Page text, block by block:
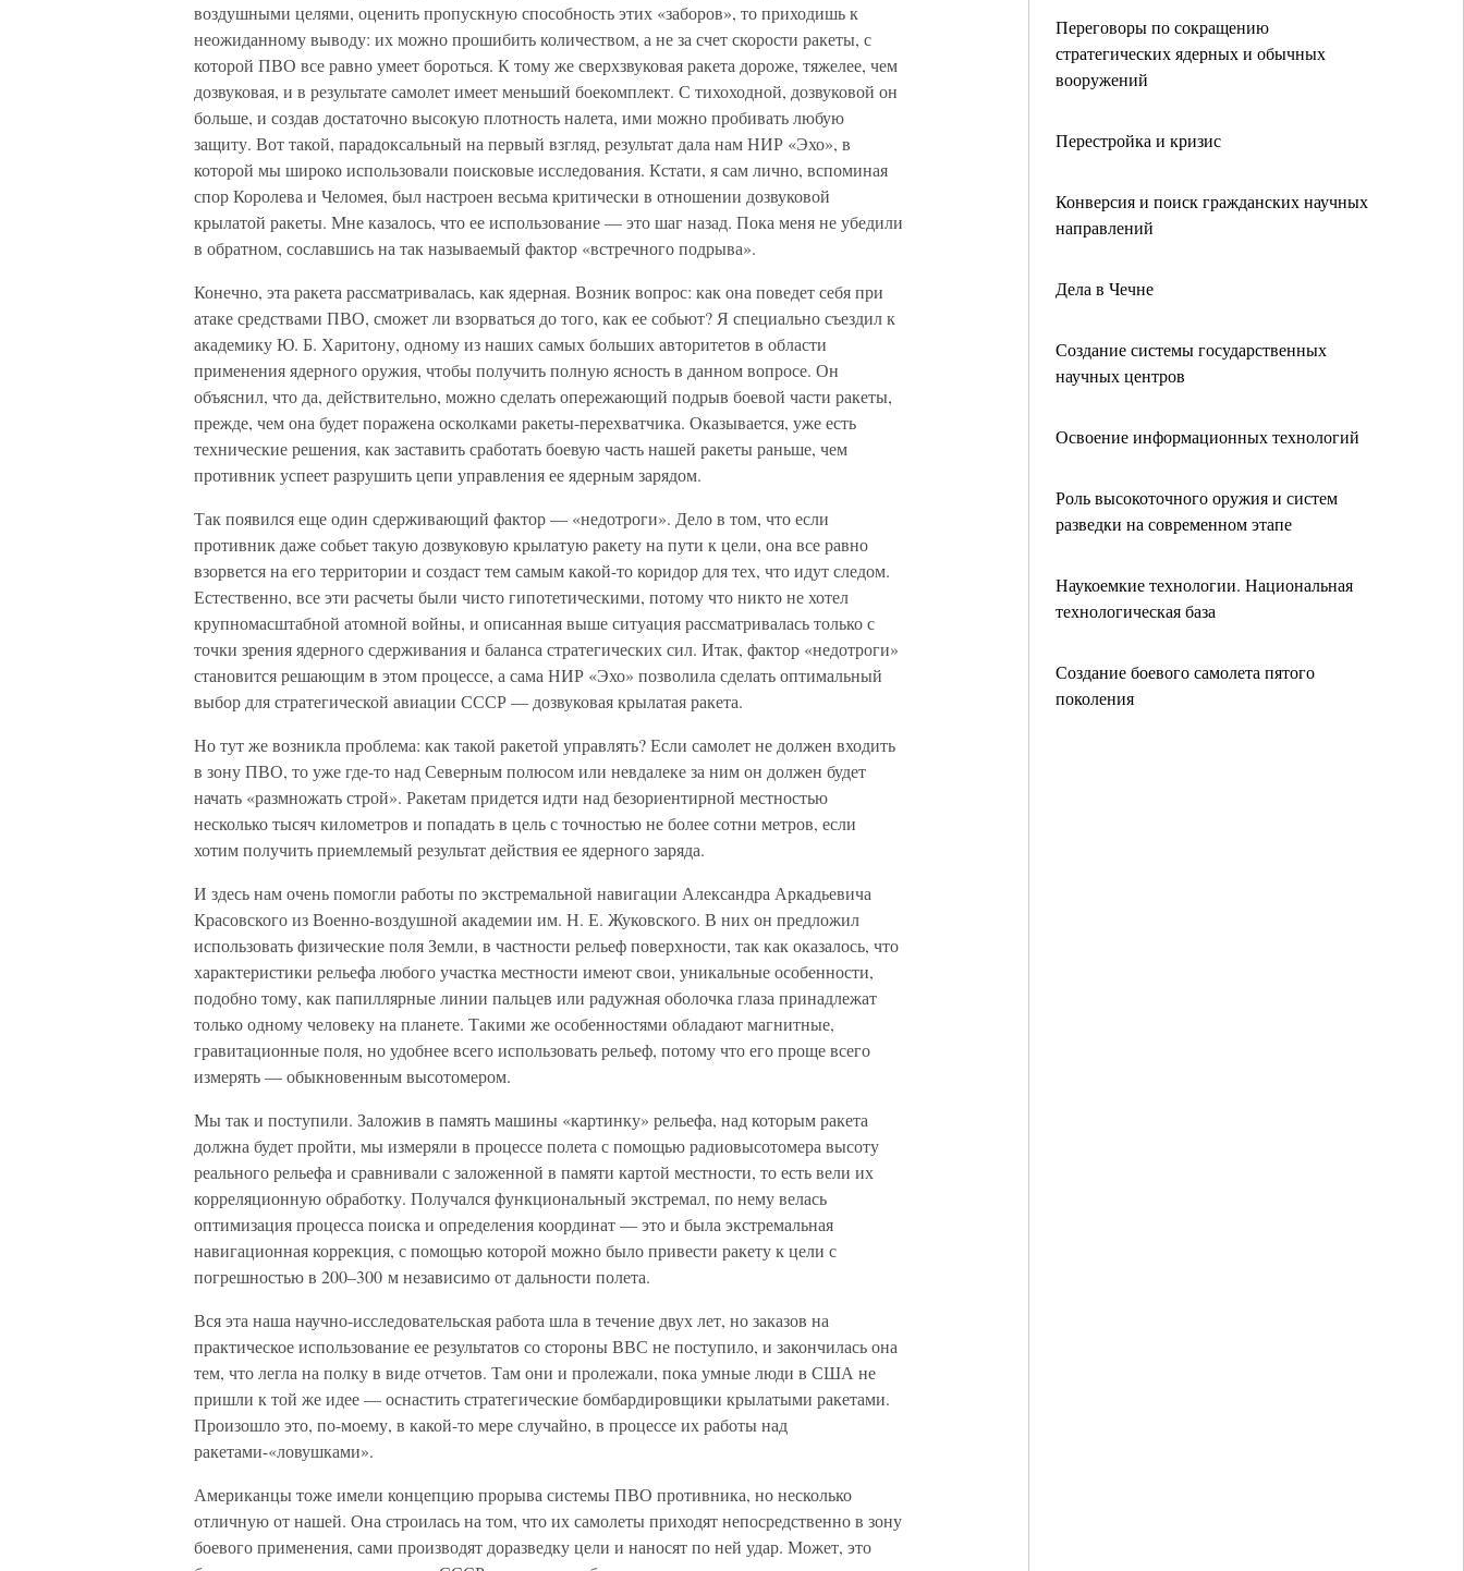
Переговоры по сокращению
стратегических ядерных и обычных
вооружений
Перестройка и кризис
Конверсия и поиск гражданских научных
направлений
Дела в Чечне
Создание системы государственных
научных центров
Освоение информационных технологий
Роль высокоточного оружия и систем
разведки на современном этапе
Наукоемкие технологии. Национальная
технологическая база
Создание боевого самолета пятого
поколения
воздушными целями, оценить пропускную способность этих «заборов», то приходишь к
неожиданному выводу: их можно прошибить количеством, а не за счет скорости ракеты, с
которой ПВО все равно умеет бороться. К тому же сверхзвуковая ракета дороже, тяжелее, чем
дозвуковая, и в результате самолет имеет меньший боекомплект. С тихоходной, дозвуковой он
больше, и создав достаточно высокую плотность налета, ими можно пробивать любую
защиту. Вот такой, парадоксальный на первый взгляд, результат дала нам НИР «Эхо», в
которой мы широко использовали поисковые исследования. Кстати, я сам лично, вспоминая
спор Королева и Челомея, был настроен весьма критически в отношении дозвуковой
крылатой ракеты. Мне казалось, что ее использование — это шаг назад. Пока меня не убедили
в обратном, сославшись на так называемый фактор «встречного подрыва».
Конечно, эта ракета рассматривалась, как ядерная. Возник вопрос: как она поведет себя при
атаке средствами ПВО, сможет ли взорваться до того, как ее собьют? Я специально съездил к
академику Ю. Б. Харитону, одному из наших самых больших авторитетов в области
применения ядерного оружия, чтобы получить полную ясность в данном вопросе. Он
объяснил, что да, действительно, можно сделать опережающий подрыв боевой части ракеты,
прежде, чем она будет поражена осколками ракеты-перехватчика. Оказывается, уже есть
технические решения, как заставить сработать боевую часть нашей ракеты раньше, чем
противник успеет разрушить цепи управления ее ядерным зарядом.
Так появился еще один сдерживающий фактор — «недотроги». Дело в том, что если
противник даже собьет такую дозвуковую крылатую ракету на пути к цели, она все равно
взорвется на его территории и создаст тем самым какой-то коридор для тех, что идут следом.
Естественно, все эти расчеты были чисто гипотетическими, потому что никто не хотел
крупномасштабной атомной войны, и описанная выше ситуация рассматривалась только с
точки зрения ядерного сдерживания и баланса стратегических сил. Итак, фактор «недотроги»
становится решающим в этом процессе, а сама НИР «Эхо» позволила сделать оптимальный
выбор для стратегической авиации СССР — дозвуковая крылатая ракета.
Но тут же возникла проблема: как такой ракетой управлять? Если самолет не должен входить
в зону ПВО, то уже где-то над Северным полюсом или невдалеке за ним он должен будет
начать «размножать строй». Ракетам придется идти над безориентирной местностью
несколько тысяч километров и попадать в цель с точностью не более сотни метров, если
хотим получить приемлемый результат действия ее ядерного заряда.
И здесь нам очень помогли работы по экстремальной навигации Александра Аркадьевича
Красовского из Военно-воздушной академии им. Н. Е. Жуковского. В них он предложил
использовать физические поля Земли, в частности рельеф поверхности, так как оказалось, что
характеристики рельефа любого участка местности имеют свои, уникальные особенности,
подобно тому, как папиллярные линии пальцев или радужная оболочка глаза принадлежат
только одному человеку на планете. Такими же особенностями обладают магнитные,
гравитационные поля, но удобнее всего использовать рельеф, потому что его проще всего
измерять — обыкновенным высотомером.
Мы так и поступили. Заложив в память машины «картинку» рельефа, над которым ракета
должна будет пройти, мы измеряли в процессе полета с помощью радиовысотомера высоту
реального рельефа и сравнивали с заложенной в памяти картой местности, то есть вели их
корреляционную обработку. Получался функциональный экстремал, по нему велась
оптимизация процесса поиска и определения координат — это и была экстремальная
навигационная коррекция, с помощью которой можно было привести ракету к цели с
погрешностью в 200–300 м независимо от дальности полета.
Вся эта наша научно-исследовательская работа шла в течение двух лет, но заказов на
практическое использование ее результатов со стороны ВВС не поступило, и закончилась она
тем, что легла на полку в виде отчетов. Там они и пролежали, пока умные люди в США не
пришли к той же идее — оснастить стратегические бомбардировщики крылатыми ракетами.
Произошло это, по-моему, в какой-то мере случайно, в процессе их работы над
ракетами-«ловушками».
Американцы тоже имели концепцию прорыва системы ПВО противника, но несколько
отличную от нашей. Она строилась на том, что их самолеты приходят непосредственно в зону
боевого применения, сами производят доразведку цели и наносят по ней удар. Может, это